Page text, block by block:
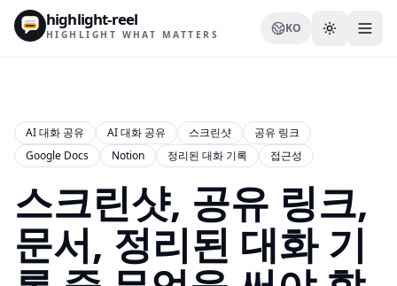
highlight-reel
HIGHLIGHT WHAT MATTERS KO
리소스
블로그
비교
템플릿
AI 대화 공유 AI 대화 공유 스크린샷
공유 링크
Google Docs
Notion 정리된 대화 기록 접근성
스크린샷, 공유 링크,
문서, 정리된 대화 기